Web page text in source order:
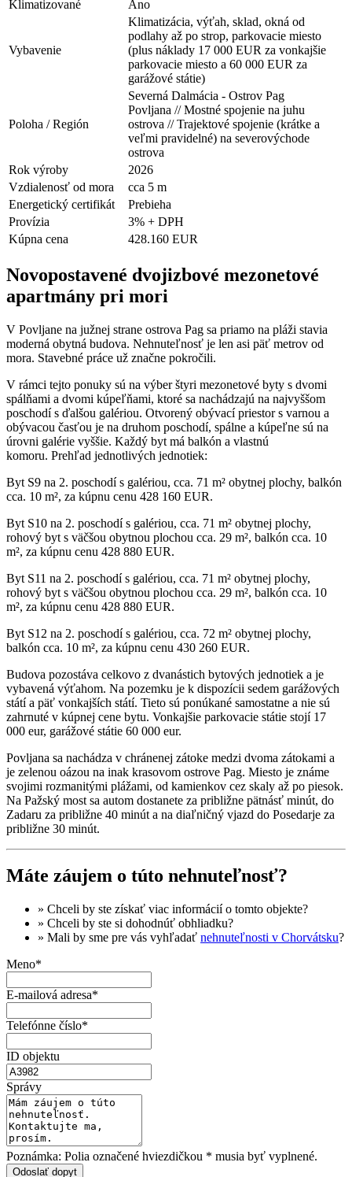
Klimatizované Áno
Vybavenie
Klimatizácia, výťah, sklad, okná od
podlahy až po strop, parkovacie miesto
(plus náklady 17 000 EUR za vonkajšie
parkovacie miesto a 60 000 EUR za
garážové státie)
Poloha / Región
Severná Dalmácia - Ostrov Pag
Povljana // Mostné spojenie na juhu
ostrova // Trajektové spojenie (krátke a
veľmi pravidelné) na severovýchode
ostrova
Rok výroby
2026
Vzdialenosť od mora
cca 5 m
Energetický certifikát
Prebieha
Provízia
3% + DPH
Kúpna cena
428.160 EUR
Novopostavené dvojizbové mezonetové
apartmány pri mori
V Povljane na južnej strane ostrova Pag sa priamo na pláži stavia
moderná obytná budova. Nehnuteľnosť je len asi päť metrov od
mora. Stavebné práce už značne pokročili.
V rámci tejto ponuky sú na výber štyri mezonetové byty s dvomi
spálňami a dvomi kúpeľňami, ktoré sa nachádzajú na najvyššom
poschodí s ďalšou galériou. Otvorený obývací priestor s varnou a
obývacou časťou je na druhom poschodí, spálne a kúpeľne sú na
úrovni galérie vyššie. Každý byt má balkón a vlastnú
komoru. Prehľad jednotlivých jednotiek:
Byt S9 na 2. poschodí s galériou, cca. 71 m² obytnej plochy, balkón
cca. 10 m², za kúpnu cenu 428 160 EUR.
Byt S10 na 2. poschodí s galériou, cca. 71 m² obytnej plochy,
rohový byt s väčšou obytnou plochou cca. 29 m², balkón cca. 10
m², za kúpnu cenu 428 880 EUR.
Byt S11 na 2. poschodí s galériou, cca. 71 m² obytnej plochy,
rohový byt s väčšou obytnou plochou cca. 29 m², balkón cca. 10
m², za kúpnu cenu 428 880 EUR.
Byt S12 na 2. poschodí s galériou, cca. 72 m² obytnej plochy,
balkón cca. 10 m², za kúpnu cenu 430 260 EUR.
Budova pozostáva celkovo z dvanástich bytových jednotiek a je
vybavená výťahom. Na pozemku je k dispozícii sedem garážových
státí a päť vonkajších státí. Tieto sú ponúkané samostatne a nie sú
zahrnuté v kúpnej cene bytu. Vonkajšie parkovacie státie stojí 17
000 eur, garážové státie 60 000 eur.
Povljana sa nachádza v chránenej zátoke medzi dvoma zátokami a
je zelenou oázou na inak krasovom ostrove Pag. Miesto je známe
svojimi rozmanitými plážami, od kamienkov cez skaly až po piesok.
Na Pažský most sa autom dostanete za približne pätnásť minút, do
Zadaru za približne 40 minút a na diaľničný vjazd do Posedarje za
približne 30 minút.
Máte záujem o túto nehnuteľnosť?
» Chceli by ste získať viac informáciío tomto objekte?
» Chceli by ste si dohodnúť obhliadku?
» Mali by sme pre vás vyhľadať nehnuteľnosti v Chorvátsku?
Meno*
E-mailová adresa*
Telefónne číslo*
ID objektu
Správy
Poznámka: Polia označené hviezdičkou * musia byť vyplnené.